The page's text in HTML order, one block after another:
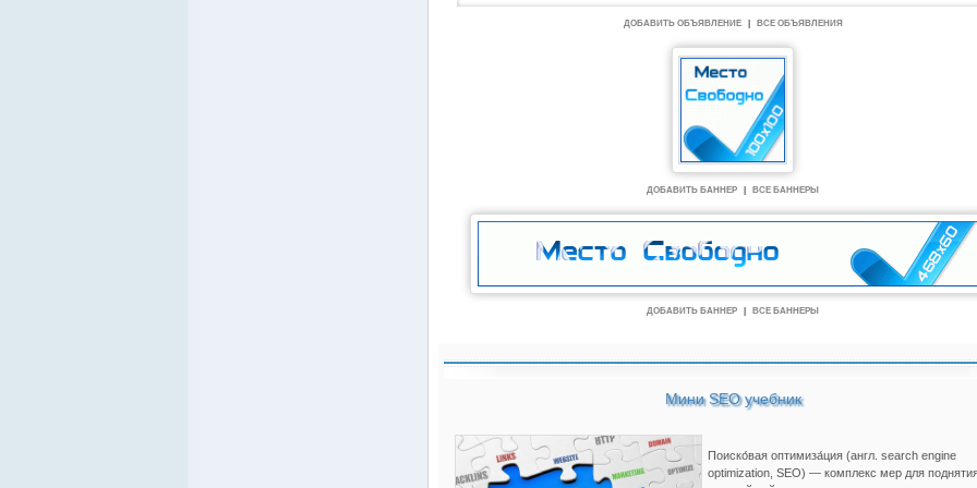
ДОБАВИТЬ ОБЪЯВЛЕНИЕ ВСЕ ОБЪЯВЛЕНИЯ
ДОБАВИТЬ БАННЕР ВСЕ БАННЕРЫ
ДОБАВИТЬ БАННЕР ВСЕ БАННЕРЫ
Мини SEO учебник
Поиско́вая оптимиза́ция (англ. search engine
optimization, SEO) — комплекс мер для